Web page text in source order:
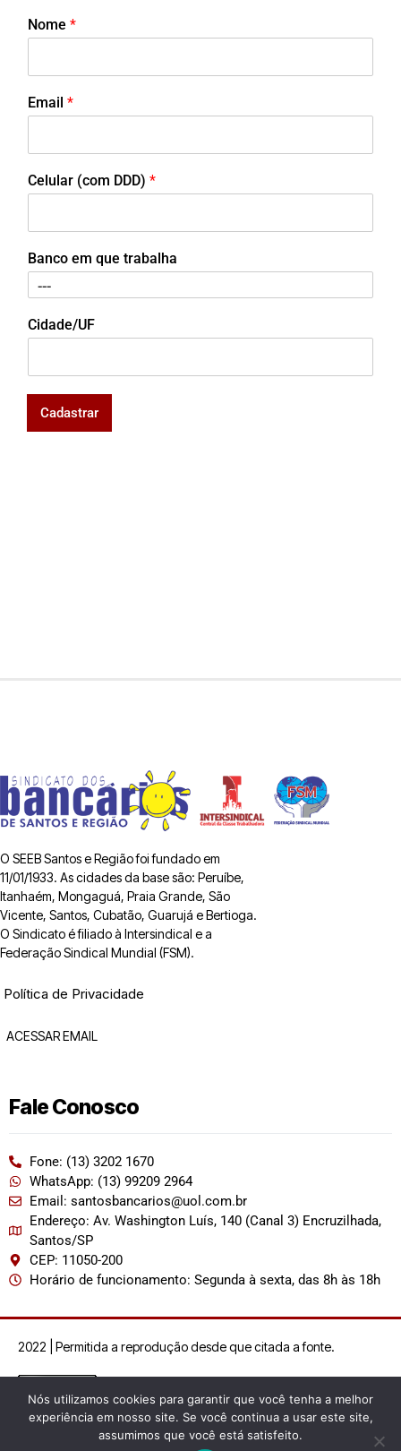
Nome *
Email *
Celular (com DDD) *
Banco em que trabalha
Cidade/UF
Cadastrar
O SEEB Santos e Região foi fundado em
11/01/1933. As cidades da base são: Peruíbe,
Itanhaém, Mongaguá, Praia Grande, São
Vicente, Santos, Cubatão, Guarujá e Bertioga.
O Sindicato é filiado à Intersindical e a
Federação Sindical Mundial (FSM).
Política de Privacidade
ACESSAR EMAIL
Fale Conosco
Fone: (13) 3202 1670
WhatsApp: (13) 99209 2964
Email: santosbancarios@uol.com.br
Endereço: Av. Washington Luís, 140 (Canal 3) Encruzilhada,
Santos/SP
CEP: 11050-200
Horário de funcionamento: Segunda à sexta, das 8h às 18h
2022 | Permitida a reprodução desde que citada a fonte.
Nós utilizamos cookies para garantir que você tenha a melhor
experiência em nosso site. Se você continua a usar este site,
assumimos que você está satisfeito.